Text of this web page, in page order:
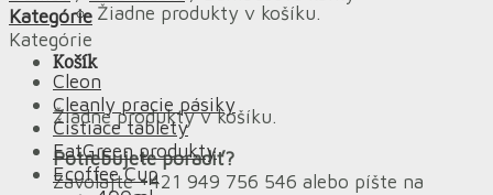
Žiadne produkty v košíku.
Košík
Žiadne produkty v košíku.
Potrebujete poradiť?
Zavolajte +421 949 756 546 alebo píšte na
Kategórie
Kategórie
Cleon
Cleanly pracie pásiky
Čistiace tablety
EatGreen produkty
Ecoffee Cup